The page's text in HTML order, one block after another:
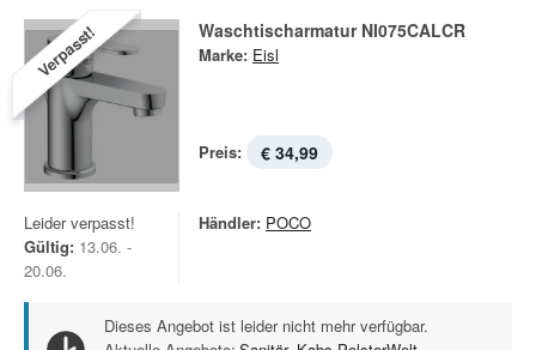
Verpasst! Waschtischarmatur NI075CALCR
Marke: Eisl
Preis: € 34,99
Leider verpasst!
Gültig: 13.06. -
20.06.
Händler: POCO
Dieses Angebot ist leider nicht mehr verfügbar.